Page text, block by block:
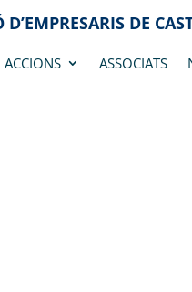
DE
ACCIONS ASSOCIATS